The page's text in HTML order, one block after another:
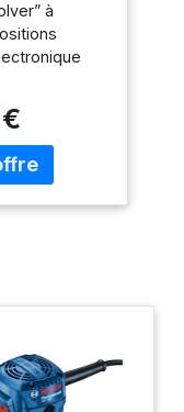
min,
levée :
de
8 et Ø 6
à
+
à
fraisage
avec
Kit
un coffret en
15